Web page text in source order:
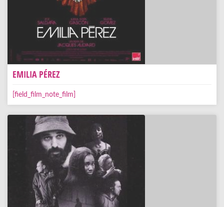
EMILIA PÉREZ
[field_film_note_film]